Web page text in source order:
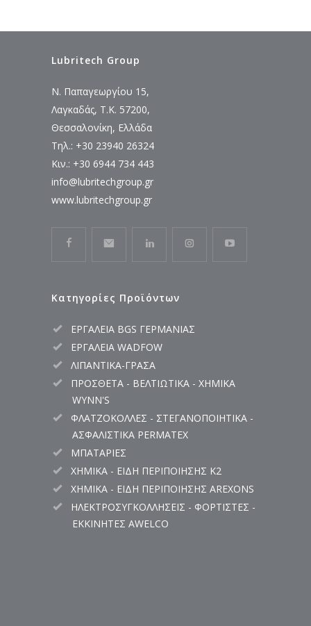
Lubritech Group
Ν. Παπαγεωργίου 15,
Λαγκαδάς, Τ.Κ. 57200,
Θεσσαλονίκη, Ελλάδα
Τηλ.: +30 23940 26324
Κιν.: +30 6944 734 443
info@lubritechgroup.gr
www.lubritechgroup.gr
Κατηγορίες Προϊόντων
ΕΡΓΑΛΕΙΑ BGS ΓΕΡΜΑΝΙΑΣ
ΕΡΓΑΛΕΙΑ WADFOW
ΛΙΠΑΝΤΙΚΑ-ΓΡΑΣΑ
ΠΡΟΣΘΕΤΑ - ΒΕΛΤΙΩΤΙΚΑ - ΧΗΜΙΚΑ
WYNN'S
ΦΛΑΤΖΟΚΟΛΛΕΣ - ΣΤΕΓΑΝΟΠΟΙΗΤΙΚΑ -
ΑΣΦΑΛΙΣΤΙΚΑ PERMATEX
ΜΠΑΤΑΡΙΕΣ
ΧΗΜΙΚΑ - ΕΙΔΗ ΠΕΡΙΠΟΙΗΣΗΣ K2
ΧΗΜΙΚΑ - ΕΙΔΗ ΠΕΡΙΠΟΙΗΣΗΣ AREXONS
ΗΛΕΚΤΡΟΣΥΓΚΟΛΛΗΣΕΙΣ - ΦΟΡΤΙΣΤΕΣ -
ΕΚΚΙΝΗΤΕΣ AWELCO